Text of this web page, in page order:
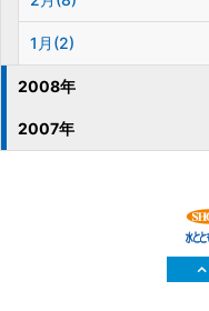
1月(2)
2008年
2007年